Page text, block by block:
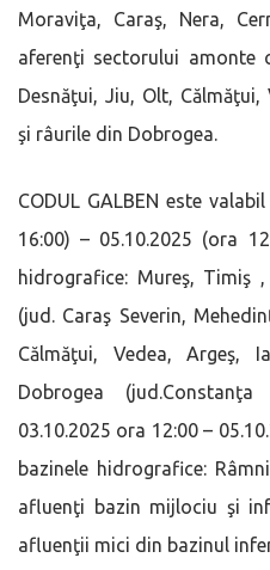
Moraviţa, Caraş, Nera,
aferenţi sectorului amonte
Desnăţui, Jiu, Olt,
şi râurile din Dobrogea.
CODUL GALBEN este
16:00) – 05.10.2025 (ora
hidrografice: Mureş, Timiş
(jud. Caraş Severin,
Călmăţui, Vedea, Argeş,
Dobrogea
03.10.2025 ora 12:00 –
bazinele hidrografice:
afluenţi bazin mijlociu şi
afluenţii mici din bazinul